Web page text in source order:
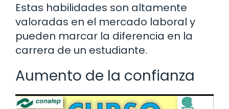
Estas habilidades son altamente
valoradas en el mercado laboral y
pueden marcar la diferencia en la
carrera de un estudiante.
Aumento de la confianza